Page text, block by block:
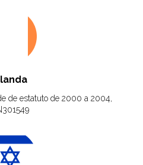
de estatuto de 2000 a 2004,